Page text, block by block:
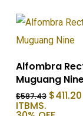
Añadir
Alfombra
Muguang
$587.43 El
$411.20
ITBMS.